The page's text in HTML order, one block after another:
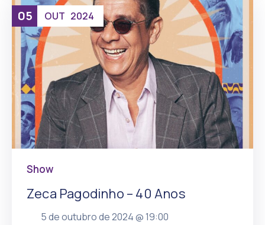
05 OUT 2024
Show
Zeca Pagodinho – 40 Anos
5 de outubro de 2024 @19:00